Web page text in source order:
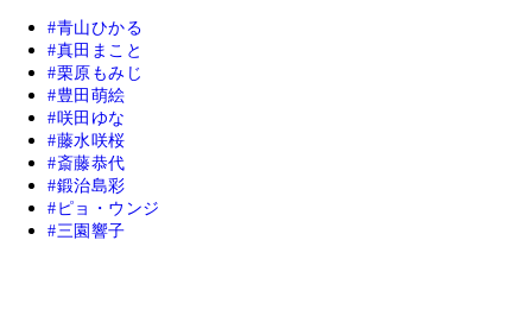
青山ひかる
真田まこと
栗原もみじ
豊田萌絵
咲田ゆな
藤水咲桜
斎藤恭代
鍛治島彩
ピョ・ウンジ
三園響子